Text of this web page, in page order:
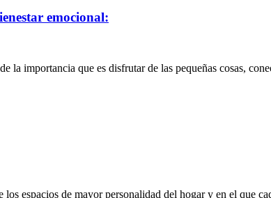
emocional:
la importancia que es disfrutar de las pequeñas cosas,
espacios de mayor personalidad del hogar y en el que